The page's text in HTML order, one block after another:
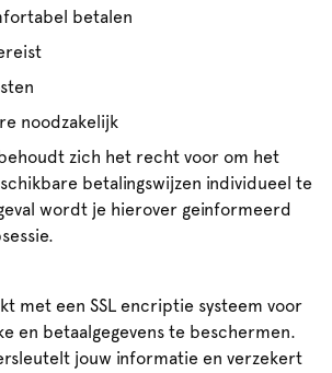
betalen
noodzakelijk
zich het recht voor om het
betalingswijzen individueel te
wordt je hierover geinformeerd
met een SSL encriptie systeem voor
en betaalgegevens te beschermen.
jouw informatie en verzekert